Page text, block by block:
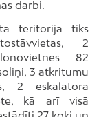
darbi.
teritorijā tiks
2
82
3 atkritumu
2 eskalatora
kā arī visā